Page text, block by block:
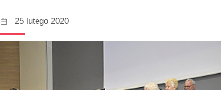
25 lutego 2020